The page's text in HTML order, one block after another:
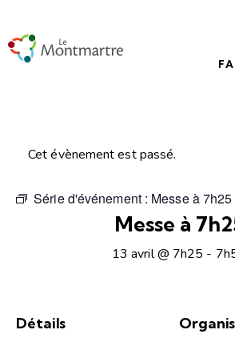
Cet évènement est passé.
Série d'événement : Messe à 7h25
Messe à
13 avril @ 7h25 -
Détails